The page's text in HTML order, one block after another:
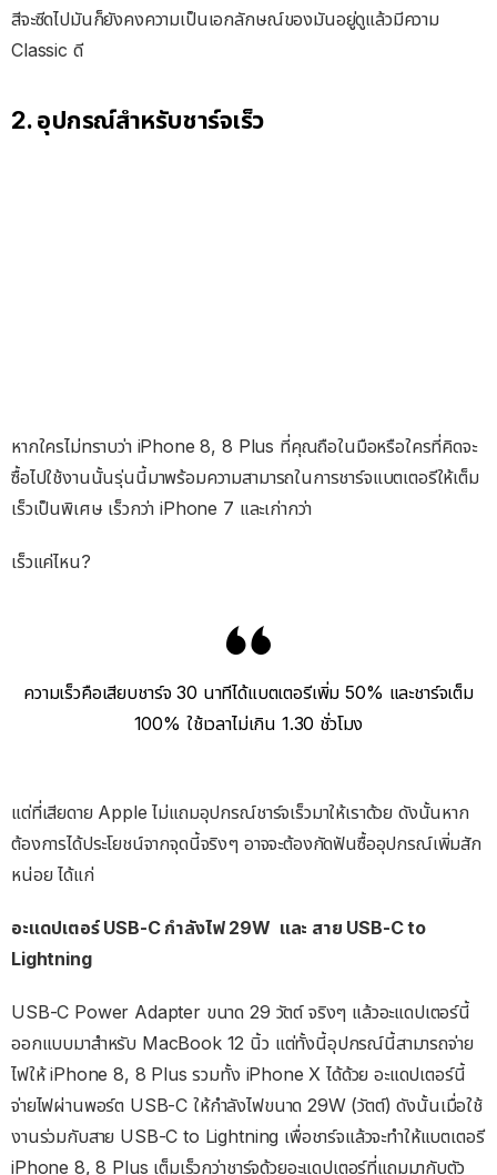
สีจะซีดไปมันก็ยังคงความเป็นเอกลักษณ์ของมันอยู่ดูแล้วมีความ
Classic ดี
2. อุปกรณ์สำหรับชาร์จเร็ว
หากใครไม่ทราบว่า iPhone 8, 8 Plus ที่คุณถือในมือหรือใครที่คิดจะ
ซื้อไปใช้งานนั้นรุ่นนี้มาพร้อมความสามารถในการชาร์จแบตเตอรีให้เต็ม
เร็วเป็นพิเศษ เร็วกว่า iPhone 7 และเก่ากว่า
เร็วแค่ไหน?
ความเร็วคือเสียบชาร์จ 30 นาทีได้แบตเตอรีเพิ่ม 50% และชาร์จเต็ม
100% ใช้เวลาไม่เกิน 1.30 ชั่วโมง
แต่ที่เสียดาย Apple ไม่แถมอุปกรณ์ชาร์จเร็วมาให้เราด้วย ดังนั้นหาก
ต้องการได้ประโยชน์จากจุดนี้จริงๆ อาจจะต้องกัดฟันซื้ออุปกรณ์เพิ่มสัก
หน่อย ได้แก่
อะแดปเตอร์ USB-C กำลังไฟ 29W และ สาย USB-C to
Lightning
USB-C Power Adapter ขนาด 29 วัตต์ จริงๆ แล้วอะแดปเตอร์นี้
ออกแบบมาสำหรับ MacBook 12 นิ้ว แต่ทั้งนี้อุปกรณ์นี้สามารถจ่าย
ไฟให้ iPhone 8, 8 Plus รวมทั้ง iPhone X ได้ด้วย อะแดปเตอร์นี้
จ่ายไฟผ่านพอร์ต USB-C ให้กำลังไฟขนาด 29W (วัตต์) ดังนั้นเมื่อใช้
งานร่วมกับสาย USB-C to Lightning เพื่อชาร์จแล้วจะทำให้แบตเตอรี
iPhone 8, 8 Plus เต็มเร็วกว่าชาร์จด้วยอะแดปเตอร์ที่แถมมากับตัว